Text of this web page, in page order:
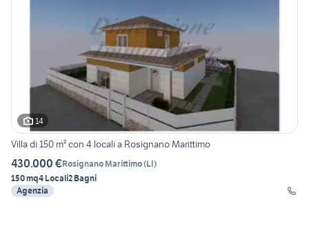
14
Villa di 150 m² con 4 locali a Rosignano Marittimo
430.000 €Rosignano Marittimo(LI)
150 mq4 Locali2 Bagni
Agenzia